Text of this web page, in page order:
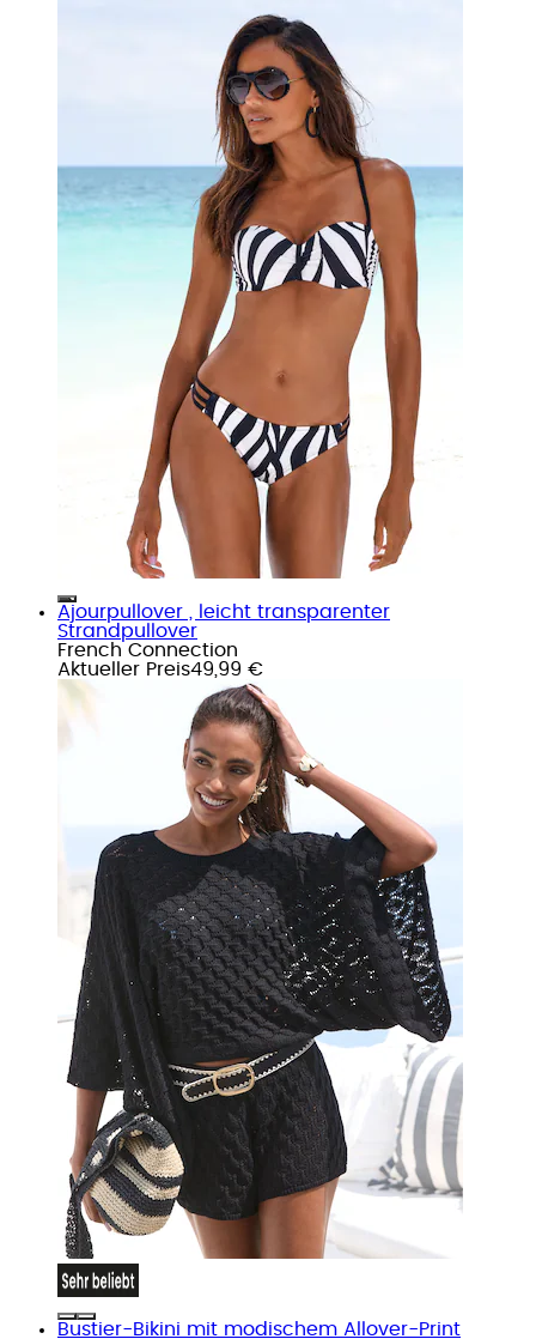
Ajourpullover , leicht transparenter
Strandpullover
French Connection
Aktueller Preis49,99 €
Bustier-Bikini mit modischem Allover-Print